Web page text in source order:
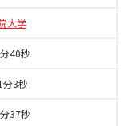
大学
40秒
分3秒
37秒